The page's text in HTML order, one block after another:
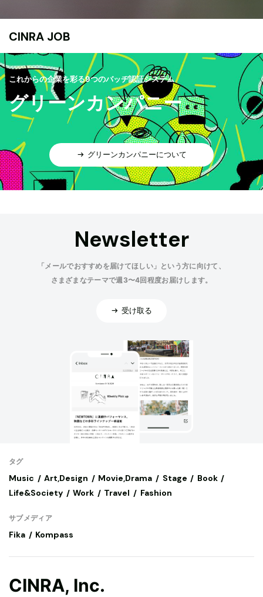
CINRA JOB
これからの企業を彩る9つのバッヂ認証システム
グリーンカンパニー
グリーンカンパニーについて
Newsletter
「メールでおすすめを届けてほしい」という方に向けて、
さまざまなテーマで週3〜4回程度お届けします。
受け取る
タグ
Music Art,Design Movie,Drama Stage
Book
Life&Society
Work Travel Fashion
サブメディア
Fika Kompass
CINRA, Inc.